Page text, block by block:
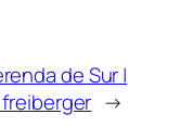
de Sur |
→